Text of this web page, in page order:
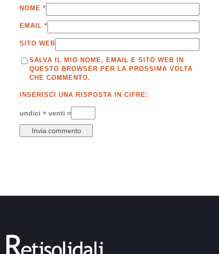
NOME *
EMAIL *
SITO WEB
SALVA IL MIO NOME, EMAIL E SITO WEB IN
QUESTO BROWSER PER LA PROSSIMA VOLTA
CHE COMMENTO.
INSERISCI UNA RISPOSTA IN CIFRE:
undici + venti =